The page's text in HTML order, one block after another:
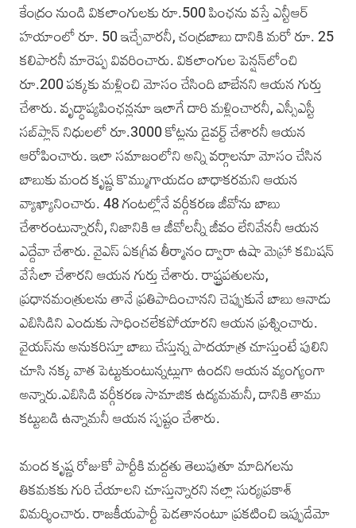
కేంద్రం నుండి వికలాంగులకు రూ.500 పింఛను వస్తే ఎన్టీఆర్‌
హయాంలో రూ. 50 ఇచ్చేవారనీ, చంద్రబాబు దానికి మరో రూ. 25
కలిపారనీ మారెప్ప వివరించారు. వికలాంగుల పెన్షన్‌లోంచి
రూ.200 పక్కకు మళ్లించి మోసం చేసింది బాబేనని ఆయన గుర్తు
చేశారు. వృద్ధాప్యపింఛన్లనూ ఇలాగే దారి మళ్లించారనీ, ఎస్సీఎస్టీ
సబ్‌ప్లాన్‌ నిధులలో రూ.3000 కోట్లను డైవర్ట్‌ చేశారనీ ఆయన
ఆరోపించారు. ఇలా సమాజంలోని అన్ని వర్గాలనూ మోసం చేసిన
బాబుకు మంద కృష్ణ కొమ్ముగాయడం బాధాకరమని ఆయన
వ్యాఖ్యానించారు. 48 గంటల్లోనే వర్గీకరణ జీవోను బాబు
చేశారంటున్నారనీ, నిజానికి ఆ జీవోలన్నీ జీవం లేనివేననీ ఆయన
ఎద్దేవా చేశారు. వైఎస్‌ ఏకగ్రీవ తీర్మానం ద్వారా ఉషా మెహ్రా కమిషన్
వేసేలా చేశారని ఆయన గుర్తు చేశారు. రాష్ట్రపతులను,
ప్రధానమంత్రులను తానే ప్రతిపాదించానని చెప్పుకునే బాబు ఆనాడు
ఎబిసిడిని ఎందుకు సాధించలేకపోయారని ఆయన ప్రశ్నించారు.
వైయస్‌ను అనుకరిస్తూ బాబు చేస్తున్న పాదయాత్ర చూస్తుంటే పులిని
చూసి నక్క వాత పెట్టుకుంటున్నట్లుగా ఉందని ఆయన వ్యంగ్యంగా
అన్నారు.ఎబిసిడి వర్గీకరణ సామాజిక ఉద్యమమనీ, దానికి తాము
కట్టుబడి ఉన్నామనీ ఆయన స్పష్టం చేశారు.
మంద కృష్ణ రోజుకో పార్టీకి మద్దతు తెలుపుతూ మాదిగలను
తికమకకు గురి చేయాలని చూస్తున్నారని నల్లా సుర్యప్రకాశ్‌
విమర్శించారు. రాజకీయపార్టీ పెడతానంటూ ప్రకటించి ఇప్పుడేమో